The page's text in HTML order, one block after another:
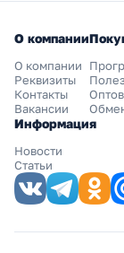
О компании
О компании
Реквизиты
Контакты
Вакансии
Информация
Новости
Статьи